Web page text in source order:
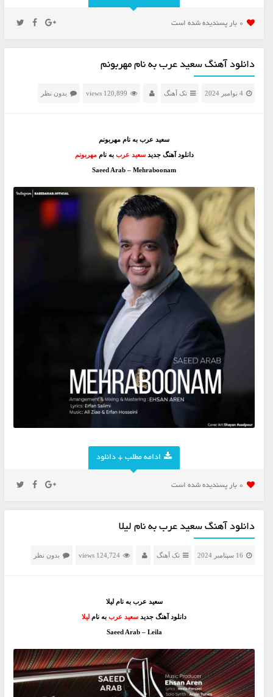
0 بار پسنديده شده است
دانلود آهنگ سعید عرب به نام مهربونم
4 نوامبر 2024 تک آهنگ 120,899 views بدون نظر
سعید عرب به نام مهربونم
دانلود آهنگ جدید سعید عرب به ناممهربونم
Saeed Arab – Mehraboonam
ادامه مطلب + دانلود
0 بار پسنديده شده است
دانلود آهنگ سعید عرب به نام لیلا
16 سپتامبر 2024 تک آهنگ 124,724 views بدون نظر
سعید عرب به نام لیلا
دانلود آهنگ جدیدسعید عرببه نام لیلا
Saeed Arab – Leila